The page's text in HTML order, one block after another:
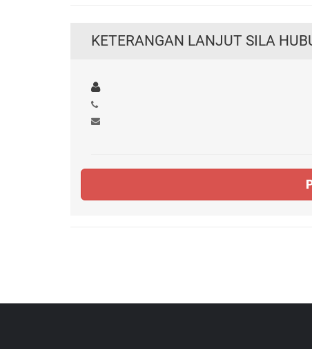
KETERANGAN LANJUT SILA